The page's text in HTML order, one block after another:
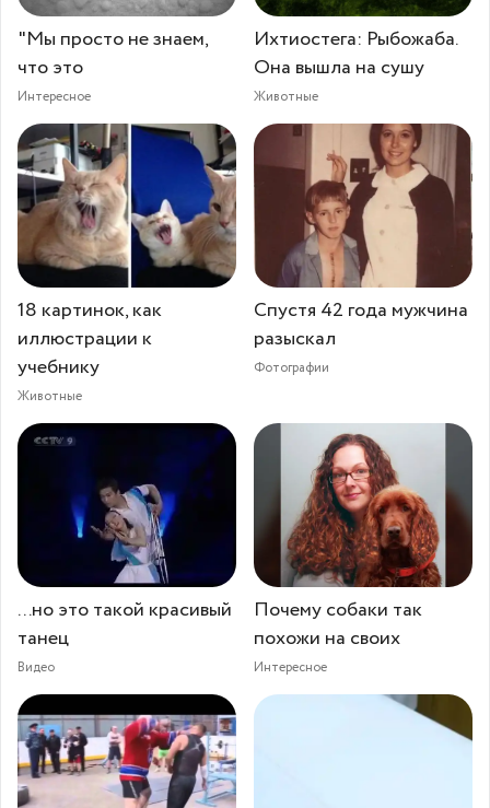
"Мы просто не знаем,
что это
Интересное
Ихтиостега: Рыбожаба.
Она вышла на сушу
Животные
18 картинок, как
иллюстрации к
учебнику
Животные
Спустя 42 года мужчина
разыскал
Фотографии
...но это такой красивый
танец
Видео
Почему собаки так
похожи на своих
Интересное